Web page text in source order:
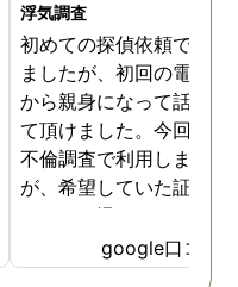
浮気調査
初めての探偵依頼で緊張
ましたが、初回の電話相
から親身になって話を聞
て頂けました。今回、夫
不倫調査で利用しました
が、希望していた証拠を
っかりと撮ってもらうこ
が出来ました。調査中も
動きがある度に細かく報
google口コミ